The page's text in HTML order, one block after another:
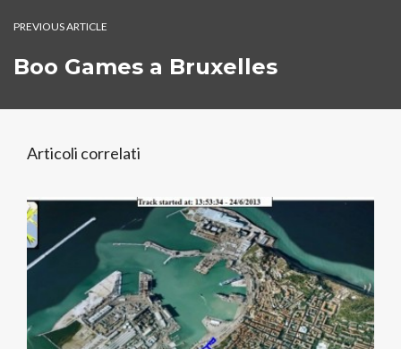
PREVIOUS ARTICLE
Boo Games a Bruxelles
Articoli correlati